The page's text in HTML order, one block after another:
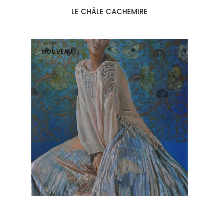
LE CHÂLE CACHEMIRE
NOUVEAU